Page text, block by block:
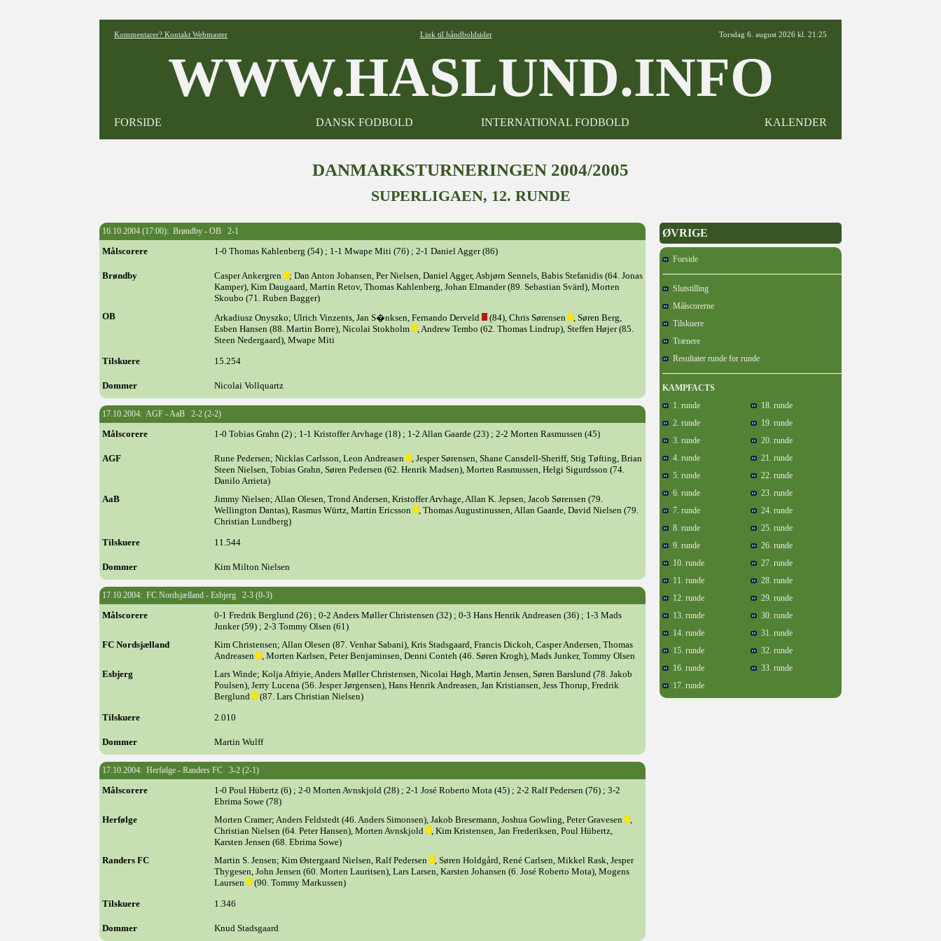
Kommentarer? Kontakt Webmaster Link til håndboldsider Torsdag 6. august 2026 kl. 21:25
WWW.HASLUND.INFO
FORSIDE DANSK FODBOLD INTERNATIONAL FODBOLD KALENDER
DANMARKSTURNERINGEN 2004/2005
SUPERLIGAEN, 12. RUNDE
16.10.2004 (17:00): Brøndby - OB 2-1
Målscorere 1-0 Thomas Kahlenberg (54) ; 1-1 Mwape Miti (76) ; 2-1 Daniel Agger (86)
Brøndby Casper Ankergren
; Dan Anton Johansen, Per Nielsen, Daniel Agger, Asbjørn Sennels, Babis Stefanidis (64. Jonas
Kamper), Kim Daugaard, Martin Retov, Thomas Kahlenberg, Johan Elmander (89. Sebastian Svärd), Morten
Skoubo (71. Ruben Bagger)
OB
Arkadiusz Onyszko; Ulrich Vinzents, Jan S�nksen, Fernando Derveld (84), Chris Sørensen
, Søren Berg,
Esben Hansen (88. Martin Borre), Nicolai Stokholm
, Andrew Tembo (62. Thomas Lindrup), Steffen Højer (85.
Steen Nedergaard), Mwape Miti
Tilskuere
15.254
Dommer Nicolai Vollquartz
17.10.2004: AGF - AaB 2-2 (2-2)
Målscorere 1-0 Tobias Grahn (2) ; 1-1 Kristoffer Arvhage (18) ; 1-2 Allan Gaarde (23) ; 2-2 Morten Rasmussen (45)
AGF Rune Pedersen; Nicklas Carlsson, Leon Andreasen
, Jesper Sørensen, Shane Cansdell-Sheriff, Stig Tøfting, Brian
Steen Nielsen, Tobias Grahn, Søren Pedersen (62. Henrik Madsen), Morten Rasmussen, Helgi Sigurdsson (74.
Danilo Arrieta)
AaB
Jimmy Nielsen; Allan Olesen, Trond Andersen, Kristoffer Arvhage, Allan K. Jepsen, Jacob Sørensen (79.
Wellington Dantas), Rasmus Würtz, Martin Ericsson
, Thomas Augustinussen, Allan Gaarde, David Nielsen (79.
Christian Lundberg)
Tilskuere
11.544
Dommer Kim Milton Nielsen
17.10.2004: FC Nordsjælland - Esbjerg 2-3 (0-3)
Målscorere
0-1 Fredrik Berglund (26) ; 0-2 Anders Møller Christensen (32) ; 0-3 Hans Henrik Andreasen (36) ; 1-3 Mads
Junker (59) ; 2-3 Tommy Olsen (61)
FC Nordsjælland
Kim Christensen; Allan Olesen (87. Venhar Sabani), Kris Stadsgaard, Francis Dickoh, Casper Andersen, Thomas
Andreasen
, Morten Karlsen, Peter Benjaminsen, Denni Conteh (46. Søren Krogh), Mads Junker, Tommy Olsen
Esbjerg
Lars Winde; Kolja Afriyie, Anders Møller Christensen, Nicolai Høgh, Martin Jensen, Søren Barslund (78. Jakob
Poulsen), Jerry Lucena (56. Jesper Jørgensen), Hans Henrik Andreasen, Jan Kristiansen, Jess Thorup, Fredrik
Berglund
(87. Lars Christian Nielsen)
Tilskuere
2.010
Dommer Martin Wulff
17.10.2004: Herfølge - Randers FC 3-2 (2-1)
Målscorere
1-0 Poul Hübertz (6) ; 2-0 Morten Avnskjold (28) ; 2-1 José Roberto Mota (45) ; 2-2 Ralf Pedersen (76) ; 3-2
Ebrima Sowe (78)
Herfølge
Morten Cramer; Anders Feldstedt (46. Anders Simonsen), Jakob Bresemann, Joshua Gowling, Peter Gravesen
,
Christian Nielsen (64. Peter Hansen), Morten Avnskjold
, Kim Kristensen, Jan Frederiksen, Poul Hübertz,
Karsten Jensen (68. Ebrima Sowe)
Randers FC
Martin S. Jensen; Kim Østergaard Nielsen, Ralf Pedersen
, Søren Holdgård, René Carlsen, Mikkel Rask, Jesper
Thygesen, John Jensen (60. Morten Lauritsen), Lars Larsen, Karsten Johansen (6. José Roberto Mota), Mogens
Laursen
(90. Tommy Markussen)
Tilskuere
1.346
Dommer Knud Stadsgaard
ØVRIGE
Forside
Slutstilling
Målscorerne
Tilskuere
Trænere
Resultater runde for runde
KAMPFACTS
1. runde
18. runde
2. runde
19. runde
3. runde
20. runde
4. runde
21. runde
5. runde
22. runde
6. runde
23. runde
7. runde
24. runde
8. runde
25. runde
9. runde
26. runde
10. runde
27. runde
11. runde
28. runde
12. runde
29. runde
13. runde
30. runde
14. runde
31. runde
15. runde
32. runde
16. runde
33. runde
17. runde